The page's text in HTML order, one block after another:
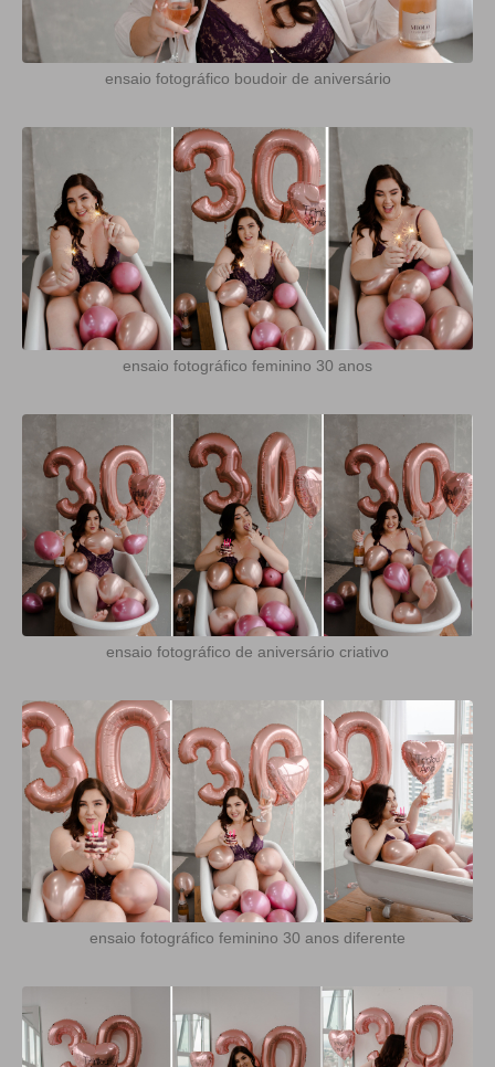
ensaio fotográfico boudoir de aniversário
ensaio fotográfico feminino 30 anos
ensaio fotográfico de aniversário criativo
ensaio fotográfico feminino 30 anos diferente